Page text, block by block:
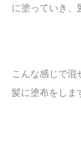
に塗っていき、
こんな感じで
髪に塗布をしま